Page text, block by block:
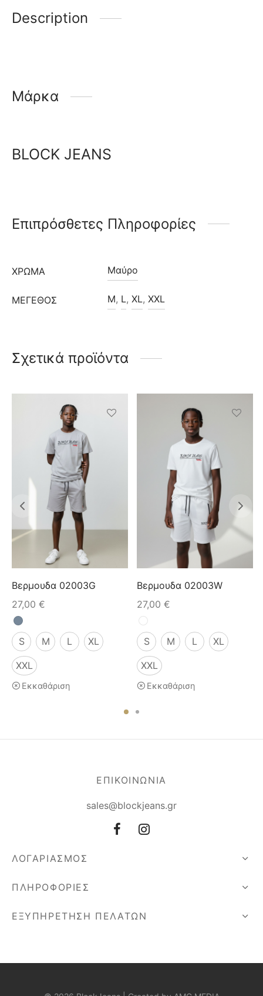
Description
Μάρκα
BLOCK JEANS
Επιπρόσθετες Πληροφορίες
ΧΡΩΜΑ Μαύρο
ΜΈΓΕΘΟΣ M, L, XL, XXL
Σχετικά προϊόντα
Βερμουδα 02003G
27,00 €
S M L XL
XXL
Εκκαθάριση
Βερμουδα 02003W
27,00 €
S M L XL
XXL
Εκκαθάριση
ΕΠΙΚΟΙΝΩΝΙΑ
sales@blockjeans.gr
ΛΟΓΑΡΙΑΣΜΟΣ
ΠΛΗΡΟΦΟΡΙΕΣ
ΕΞΥΠΗΡΕΤΗΣΗ ΠΕΛΑΤΩΝ